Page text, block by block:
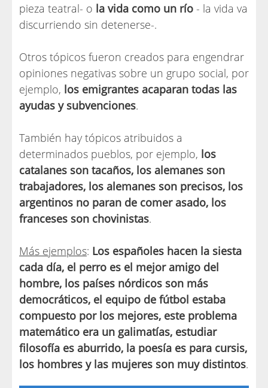
pieza teatral- o la vida como un río - la vida va
discurriendo sin detenerse-.
Otros tópicos fueron creados para engendrar
opiniones negativas sobre un grupo social, por
ejemplo, los emigrantes acaparan todas las
ayudas y subvenciones.
También hay tópicos atribuidos a
determinados pueblos, por ejemplo, los
catalanes son tacaños, los alemanes son
trabajadores, los alemanes son precisos, los
argentinos no paran de comer asado, los
franceses son chovinistas.
Más ejemplos: Los españoles hacen la siesta
cada día, el perro es el mejor amigo del
hombre, los países nórdicos son más
democráticos, el equipo de fútbol estaba
compuesto por los mejores, este problema
matemático era un galimatías, estudiar
filosofía es aburrido, la poesía es para cursis,
los hombres y las mujeres son muy distintos.